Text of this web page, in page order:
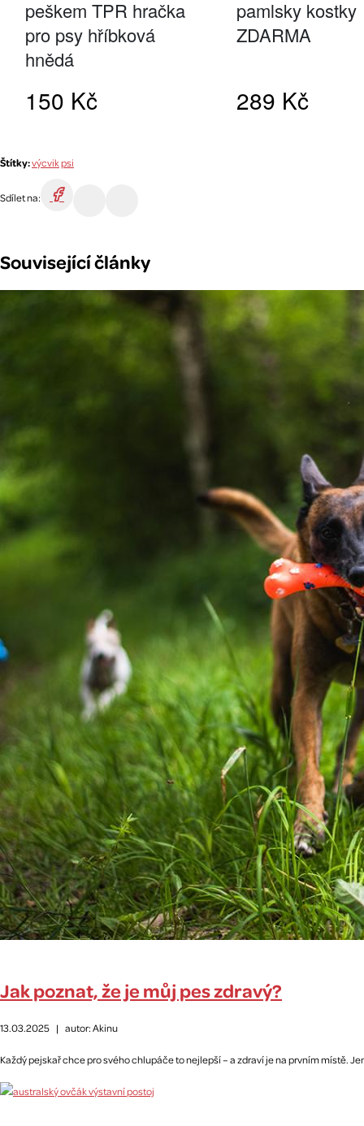
Štítky:výcvikpsi
Sdílet na:
Související články
Jak poznat, že je můj pes zdravý?
13.03.2025 | autor: Akinu
Každý pejskař chce pro svého chlupáče to nejlepší – a zdraví je na prvním místě.